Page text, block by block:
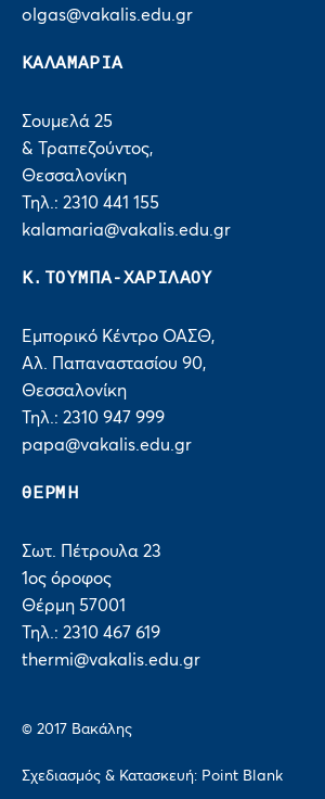
olgas@vakalis.edu.gr
ΚΑΛΑΜΑΡΙΑ
Σουμελά 25
& Τραπεζούντος,
Θεσσαλονίκη
Τηλ.: 2310 441 155
kalamaria@vakalis.edu.gr
Κ.ΤΟΥΜΠΑ-ΧΑΡΙΛΑΟΥ
Εμπορικό Κέντρο ΟΑΣΘ,
Αλ. Παπαναστασίου 90,
Θεσσαλονίκη
Τηλ.: 2310 947 999
papa@vakalis.edu.gr
ΘΕΡΜΗ
Σωτ. Πέτρουλα 23
1ος όροφος
Θέρμη 57001
Τηλ.: 2310 467 619
thermi@vakalis.edu.gr
© 2017 Bακάλης
Σχεδιασμός & Κατασκευή: Point Blank